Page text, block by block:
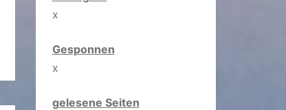
x
Gesponnen
x
gelesene Seiten